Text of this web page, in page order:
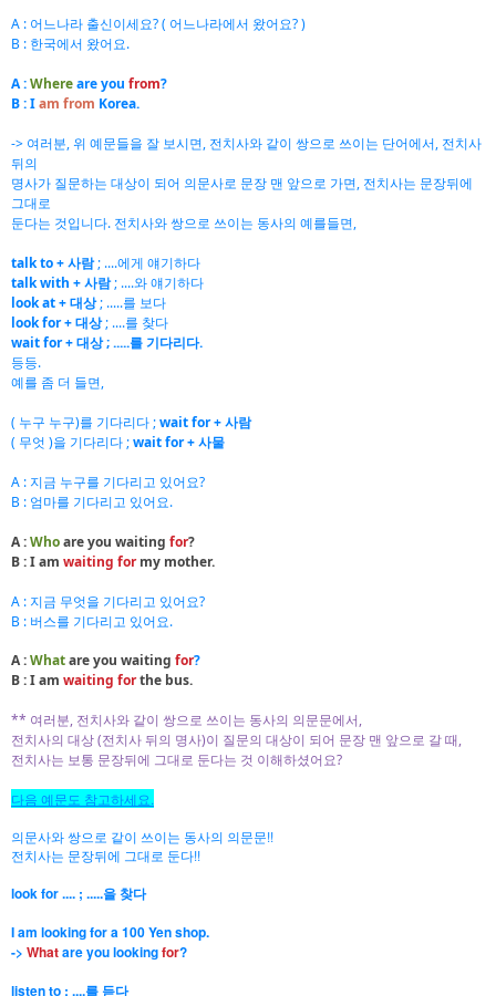
A : 어느나라 출신이세요? ( 어느나라에서 왔어요? )
B : 한국에서 왔어요.
A :Whereare you from?
B : Iam from Korea.
-> 여러분, 위 예문들을 잘 보시면, 전치사와 같이 쌍으로 쓰이는 단어에서, 전치사
뒤의
명사가 질문하는 대상이 되어 의문사로 문장 맨 앞으로 가면, 전치사는 문장뒤에
그대로
둔다는 것입니다. 전치사와 쌍으로 쓰이는 동사의 예를들면,
talk to + 사람; ....에게 얘기하다
talk with + 사람; ....와 얘기하다
look at + 대상; .....를 보다
look for + 대상; ....를 찾다
wait for + 대상 ; .....를 기다리다.
등등.
예를 좀 더 들면,
( 누구 누구)를 기다리다 ;wait for + 사람
( 무엇 )을 기다리다 ;wait for + 사물
A : 지금 누구를 기다리고 있어요?
B : 엄마를 기다리고 있어요.
A :Whoare you waiting for?
B : I am waiting formy mother.
A : 지금 무엇을 기다리고 있어요?
B : 버스를 기다리고 있어요.
A :Whatare you waiting for?
B : I am waiting forthe bus.
** 여러분, 전치사와 같이 쌍으로 쓰이는 동사의 의문문에서,
전치사의 대상 (전치사 뒤의 명사)이 질문의 대상이 되어 문장 맨 앞으로 갈 때,
전치사는 보통 문장뒤에 그대로 둔다는 것 이해하셨어요?
다음 예문도 참고하세요.
의문사와 쌍으로 같이 쓰이는 동사의 의문문!!
전치사는 문장뒤에 그대로 둔다!!
look for .... ; .....을 찾다
I am looking fora 100 Yen shop.
-> Whatare you lookingfor?
listen to ; ....를 듣다